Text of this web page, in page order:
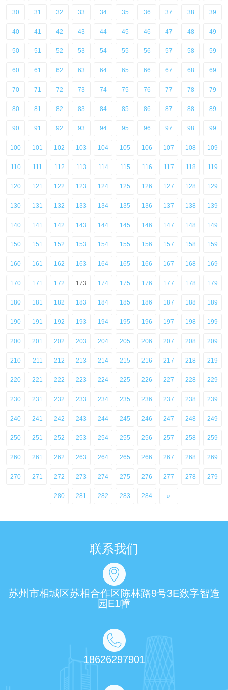
30 31 32 33 34 35 36 37 38 39
40 41 42 43 44 45 46 47 48 49
50 51 52 53 54 55 56 57 58 59
60 61 62 63 64 65 66 67 68 69
70 71 72 73 74 75 76 77 78 79
80 81 82 83 84 85 86 87 88 89
90 91 92 93 94 95 96 97 98 99
100 101 102 103 104 105 106 107 108 109
110 111 112 113 114 115 116 117 118 119
120 121 122 123 124 125 126 127 128 129
130 131 132 133 134 135 136 137 138 139
140 141 142 143 144 145 146 147 148 149
150 151 152 153 154 155 156 157 158 159
160 161 162 163 164 165 166 167 168 169
170 171 172 173 174 175 176 177 178 179
180 181 182 183 184 185 186 187 188 189
190 191 192 193 194 195 196 197 198 199
200 201 202 203 204 205 206 207 208 209
210 211 212 213 214 215 216 217 218 219
220 221 222 223 224 225 226 227 228 229
230 231 232 233 234 235 236 237 238 239
240 241 242 243 244 245 246 247 248 249
250 251 252 253 254 255 256 257 258 259
260 261 262 263 264 265 266 267 268 269
270 271 272 273 274 275 276 277 278 279
280 281 282 283 284 »
联系我们
苏州市相城区苏相合作区陈林路9号3E数字智造
园E1幢
18626297901